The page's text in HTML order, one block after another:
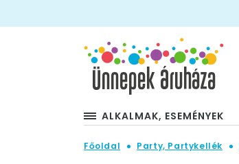
ALKALMAK, ESEMÉNYEK
Főoldal Party, Partykellék